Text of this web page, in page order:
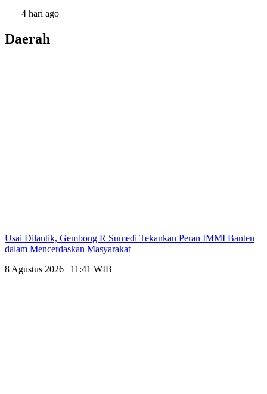
4 hari ago
Daerah
Usai Dilantik, Gembong R Sumedi Tekankan Peran IMMI Banten
dalam Mencerdaskan Masyarakat
8 Agustus 2026 | 11:41 WIB